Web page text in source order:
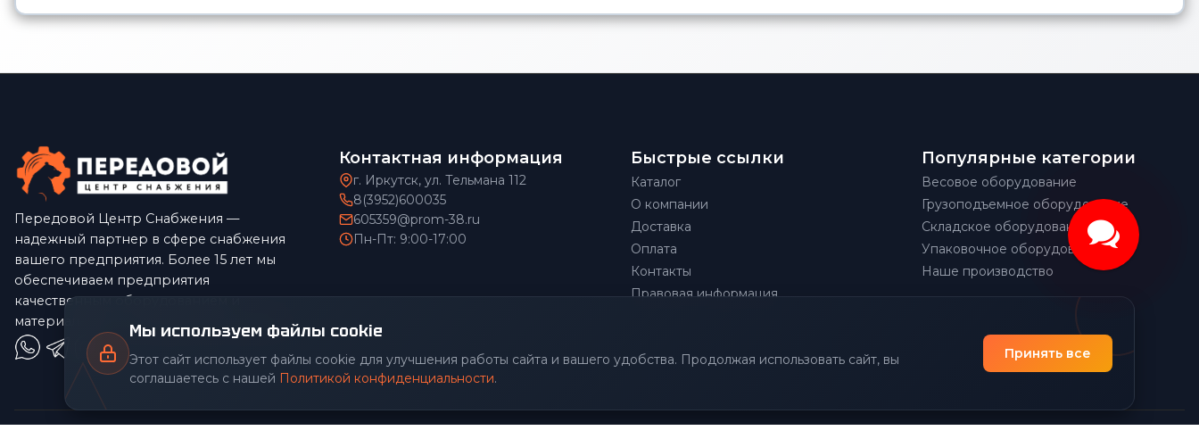
Мы используем файлы cookie
Этот сайт использует файлы cookie для улучшения работы сайта и вашего удобства. Продолжая использовать сайт, вы
соглашаетесь с нашей Политикой конфиденциальности.
Принять все
Передовой Центр Снабжения —
надежный партнер в сфере снабжения
вашего предприятия. Более 15 лет мы
обеспечиваем предприятия
качественным оборудованием и
материалами по конкурентным ценам.
Контактная информация
г. Иркутск, ул. Тельмана 112
8(3952)600035
605359@prom-38.ru
Пн-Пт: 9:00-17:00
Быстрые ссылки
Каталог
О компании
Доставка
Оплата
Контакты
Правовая информация
Популярные категории
Весовое оборудование
Грузоподъемное оборудование
Складское оборудование
Упаковочное оборудование
Наше производство